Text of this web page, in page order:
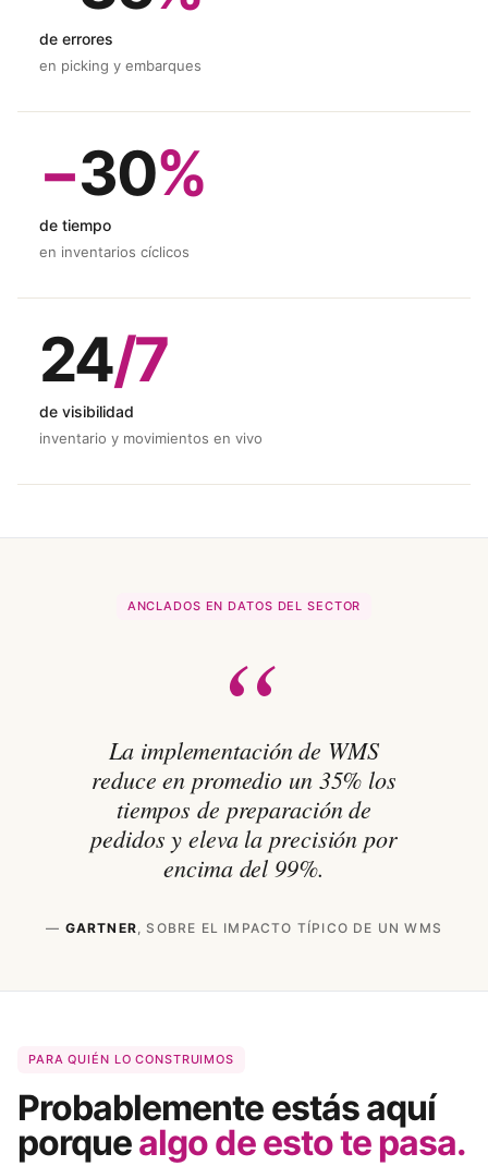
de errores
en picking y embarques
−30%
de tiempo
en inventarios cíclicos
24/7
de visibilidad
inventario y movimientos en vivo
ANCLADOS EN DATOS DEL SECTOR
“
La implementación de WMS
reduce en promedio un 35% los
tiempos de preparación de
pedidos y eleva la precisión por
encima del 99%.
— GARTNER, SOBRE EL IMPACTO TÍPICO DE UN WMS
PARA QUIÉN LO CONSTRUIMOS
Probablemente estás aquí
porquealgo de esto te pasa.